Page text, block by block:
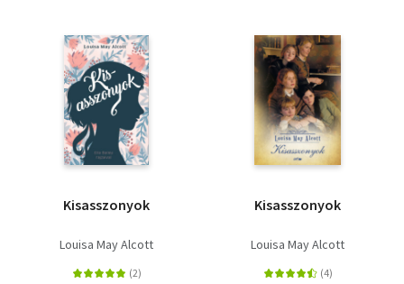
Kisasszonyok
Louisa May Alcott
Kisasszonyok
Louisa May Alcott